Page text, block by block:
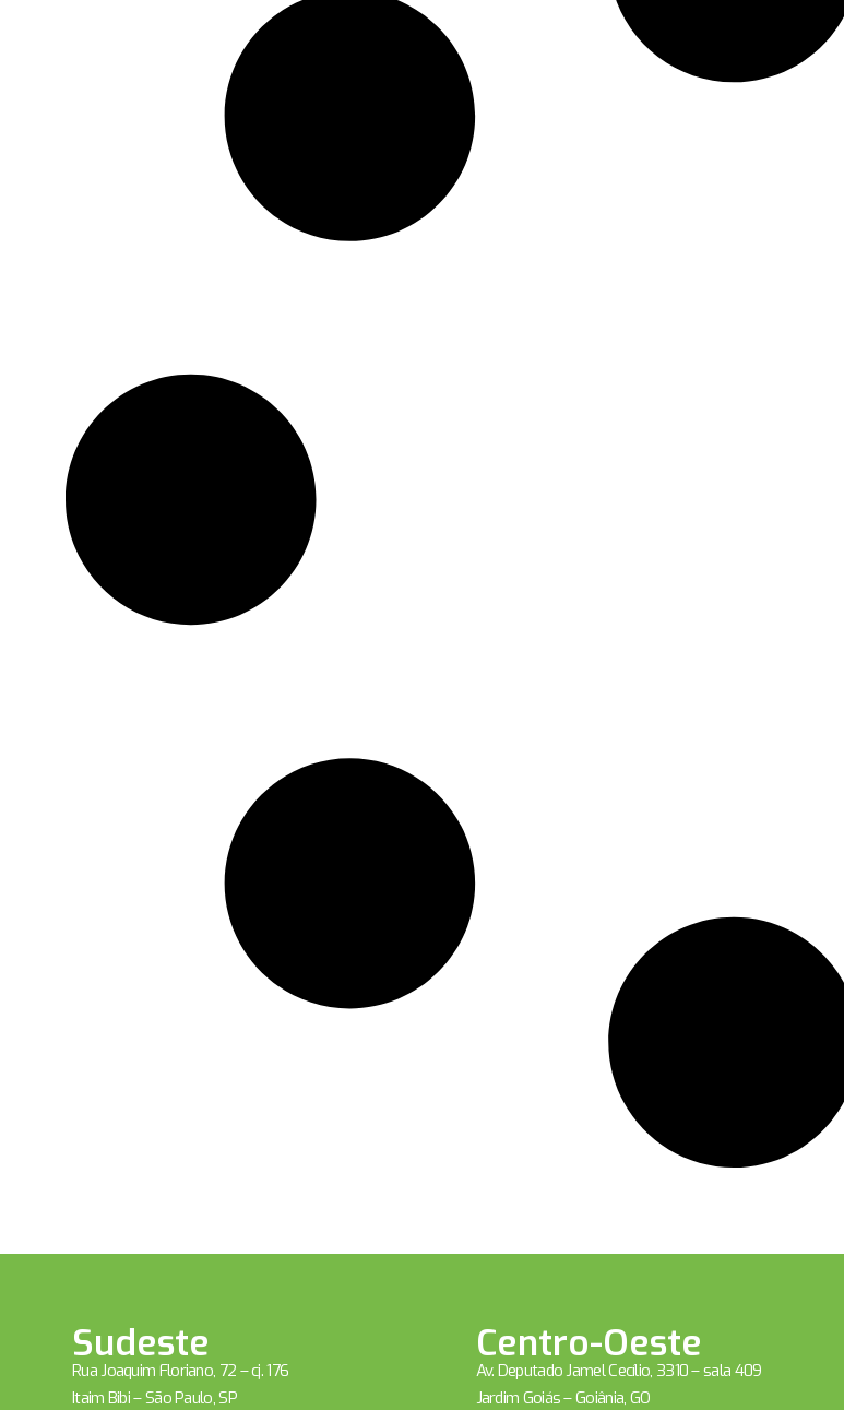
Sudeste
Rua Joaquim Floriano, 72 – cj. 176
Itaim Bibi – São Paulo, SP
Centro-Oeste
Av. Deputado Jamel Cecílio, 3310 – sala 409
Jardim Goiás – Goiânia, GO